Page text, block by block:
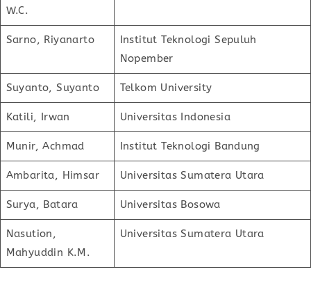
W.C.
Sarno, Riyanarto
Institut Teknologi Sepuluh
Nopember
Suyanto, Suyanto Telkom University
Katili, Irwan Universitas Indonesia
Munir, Achmad Institut Teknologi Bandung
Ambarita, Himsar Universitas Sumatera Utara
Surya, Batara Universitas Bosowa
Nasution,
Mahyuddin K.M.
Universitas Sumatera Utara